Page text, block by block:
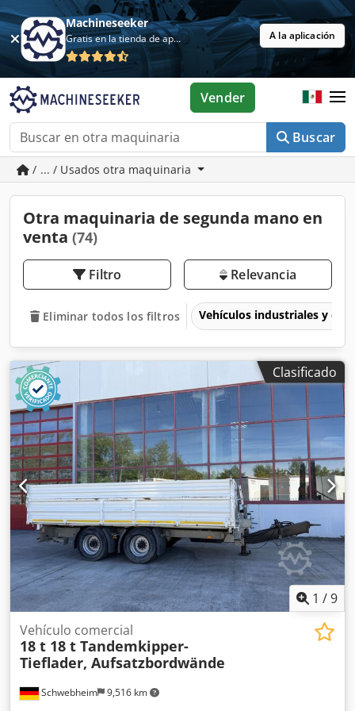
Machineseeker
Gratis en la tienda de aplicaciones A la aplicación
Buscar
Vender
/ ... / Usados otra maquinaria
Otra maquinaria de segunda mano en
venta (74)
Filtro Relevancia
Eliminar todos los filtros Vehículos industriales y
Clasificado
1 /9
Schwebheim 9,516 km
Vehículo comercial
18 t 18 t Tandemkipper-
Tieflader, Aufsatzbordwände